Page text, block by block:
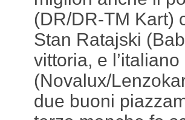
(DR/DR-TM Kart)
Stan Ratajski
vittoria, e
(Novalux/
due buoni